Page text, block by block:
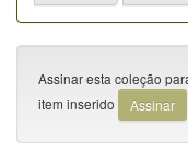
Assinar esta coleção
item inserido